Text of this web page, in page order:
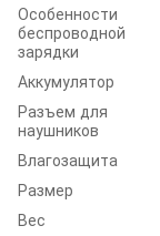
Особенности
беспроводной
зарядки
Аккумулятор
Разъем для
наушников
Влагозащита
Размер
Вес